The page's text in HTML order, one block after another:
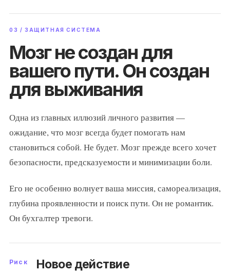
03 / ЗАЩИТНАЯ СИСТЕМА
Мозг не создан для
вашего пути. Он создан
для выживания
Одна из главных иллюзий личного развития —
ожидание, что мозг всегда будет помогать нам
становиться собой. Не будет. Мозг прежде всего хочет
безопасности, предсказуемости и минимизации боли.
Его не особенно волнует ваша миссия, самореализация,
глубина проявленности и поиск пути. Он не романтик.
Он бухгалтер тревоги.
Риск Новое действие